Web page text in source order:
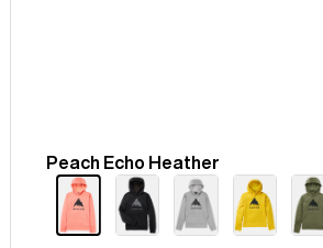
Farbe
Peach Echo Heather